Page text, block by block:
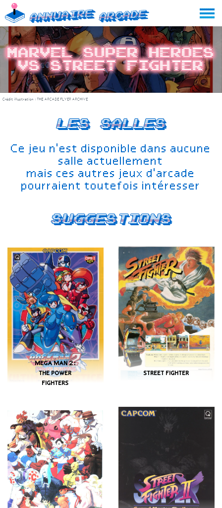
Skip
to
content
Annuaire Arcade
Crédit illustration : THE ARCADE FLYER ARCHIVE
Marvel Super Heroes
vs Street Fighter
Les salles
Ce jeu n'est disponible dans aucune
salle actuellement
mais ces autres jeux d'arcade
pourraient toutefois intéresser
Suggestions
MEGA MAN 2:
THE POWER
FIGHTERS
STREET FIGHTER